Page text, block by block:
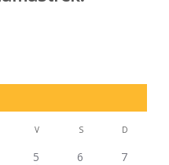
VVIERNES SSÁBADO D
5 6
7